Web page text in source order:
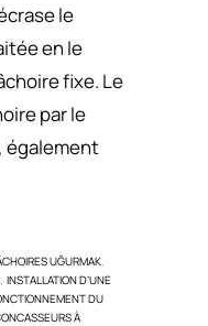
le
en le
fixe. Le
par le
également
UĞURMAK,
, INSTALLATION D’UNE
DU
À